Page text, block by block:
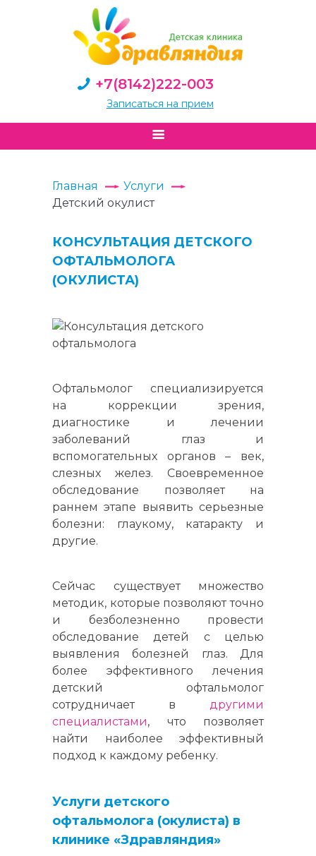
+7(8142)222-003
Записаться на прием
Главная
Услуги
Детский окулист
КОНСУЛЬТАЦИЯ ДЕТСКОГО
ОФТАЛЬМОЛОГА
(ОКУЛИСТА)
Офтальмолог специализируется
на коррекции зрения,
диагностике и лечении
заболеваний глаз и
вспомогательных органов – век,
слезных желез. Своевременное
обследование позволяет на
раннем этапе выявить серьезные
болезни: глаукому, катаракту и
другие.
Сейчас существует множество
методик, которые позволяют точно
и безболезненно провести
обследование детей с целью
выявления болезней глаз. Для
более эффективного лечения
детский офтальмолог
сотрудничает в другими
специалистами, что позволяет
найти наиболее эффективный
подход к каждому ребенку.
Услуги детского
офтальмолога (окулиста) в
клинике «Здравляндия»